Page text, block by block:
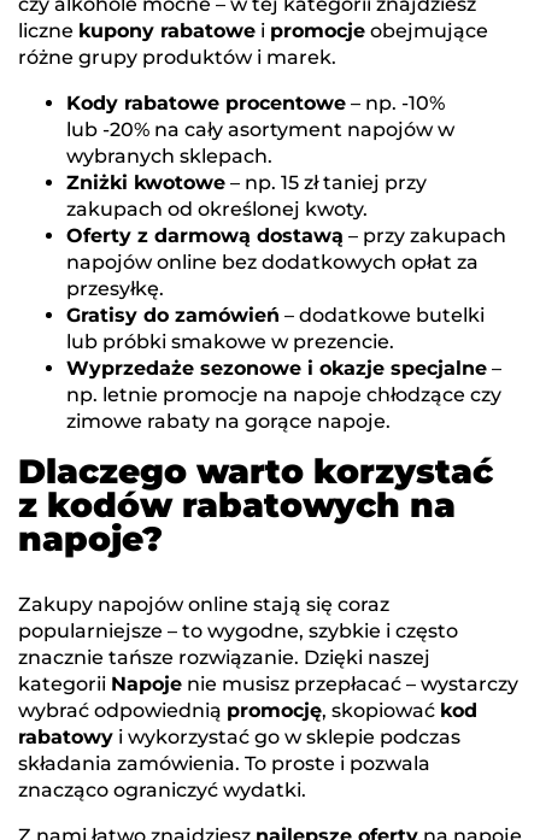
czy alkohole mocne – w tej kategorii znajdziesz
liczne kupony rabatowe i promocje obejmujące
różne grupy produktów i marek.
Kody rabatowe procentowe – np. -10%
lub -20% na cały asortyment napojów w
wybranych sklepach.
Zniżki kwotowe – np. 15 zł taniej przy
zakupach od określonej kwoty.
Oferty z darmową dostawą – przy zakupach
napojów online bez dodatkowych opłat za
przesyłkę.
Gratisy do zamówień – dodatkowe butelki
lub próbki smakowe w prezencie.
Wyprzedaże sezonowe i okazje specjalne –
np. letnie promocje na napoje chłodzące czy
zimowe rabaty na gorące napoje.
Dlaczego warto korzystać
z kodów rabatowych na
napoje?
Zakupy napojów online stają się coraz
popularniejsze – to wygodne, szybkie i często
znacznie tańsze rozwiązanie. Dzięki naszej
kategorii Napoje nie musisz przepłacać – wystarczy
wybrać odpowiednią promocję, skopiować kod
rabatowy i wykorzystać go w sklepie podczas
składania zamówienia. To proste i pozwala
znacząco ograniczyć wydatki.